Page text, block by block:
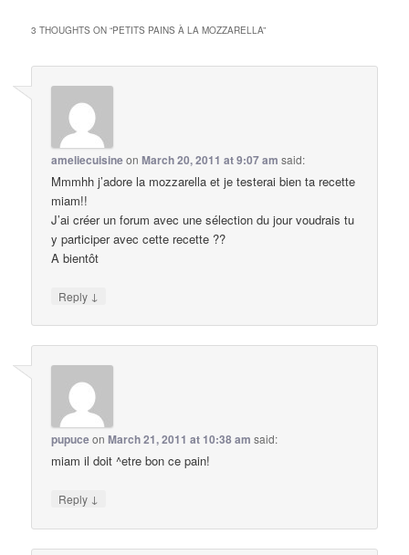
3 THOUGHTS ON “PETITS PAINS À LA MOZZARELLA”
ameliecuisineonMarch 20, 2011 at 9:07 am said:
Mmmhh j’adore la mozzarella et je testerai bien ta recette
miam!!
J’ai créer un forum avec une sélection du jour voudrais tu
y participer avec cette recette ??
A bientôt
Reply ↓
pupuceonMarch 21, 2011 at 10:38 am said:
miam il doit ^etre bon ce pain!
Reply ↓